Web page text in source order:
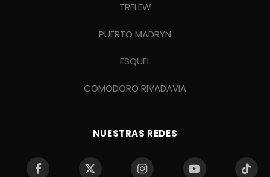
TRELEW
PUERTO MADRYN
ESQUEL
COMODORO RIVADAVIA
NUESTRAS REDES
Facebook X Instagram YouTube